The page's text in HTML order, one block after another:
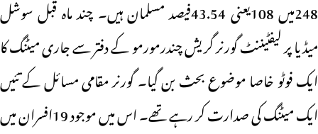
248میں 108یعنی 43.54فیصد مسلمان ہیں۔ چند ماہ قبل سوشل
میڈیا پر لیفٹیننٹ گورنر گریش چندرمورمو کے دفتر سے جاری میٹنگ کا
ایک فوٹو خاصا موضوع بحث بن گیا۔ گورنر مقامی مسائل کے تئیں
ایک میٹنگ کی صدارت کر رہے تھے۔ اس میں موجود 19افسران میں